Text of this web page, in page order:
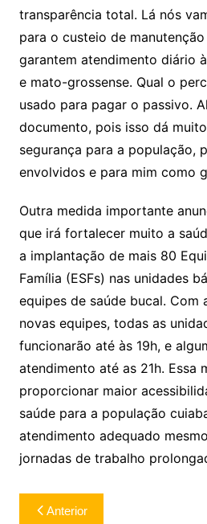
transparência total. Lá nós
para o custeio de
garantem atendimento diário
e mato-grossense. Qual o
usado para pagar o passivo.
documento, pois isso dá
segurança para a população,
envolvidos e para mim como
Outra medida importante
que irá fortalecer muito a
a implantação de mais 80
Família (ESFs) nas unidades
equipes de saúde bucal. Com
novas equipes, todas as
funcionarão até às 19h, e
atendimento até as 21h. Essa
proporcionar maior
saúde para a população
atendimento adequado
jornadas de trabalho
Navegação
Anterior